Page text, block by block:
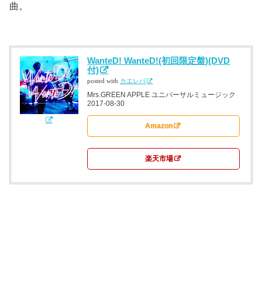
曲。
WanteD! WanteD!(初回限定盤)(DVD
付)
posted with カエレバ
Mrs.GREEN APPLE ユニバーサルミュージック
2017-08-30
Amazon
楽天市場